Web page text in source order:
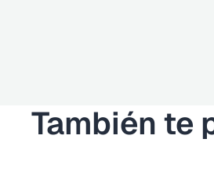
También te